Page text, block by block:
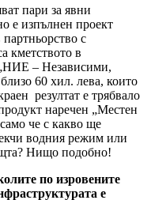
пари за явни
е изпълнен проект
с
кметството в
– Независими,
60 хил. лева, които
резултат е трябвало
наречен „Местен
че с какво ще
водния режим или
Нищо подобно!
по изровените
е